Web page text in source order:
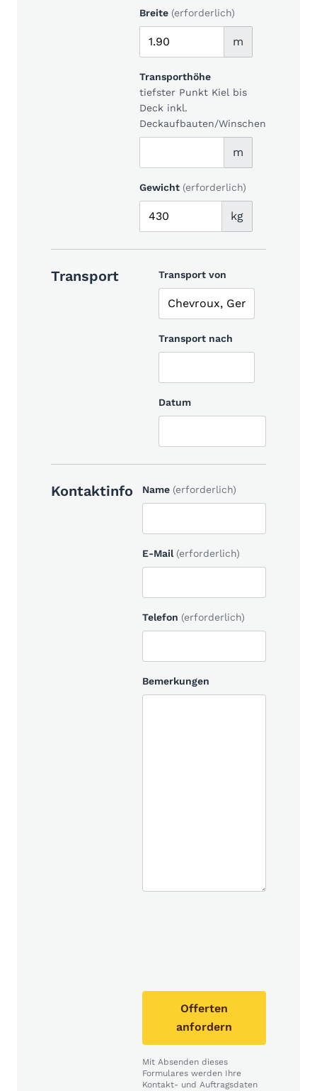
Breite (erforderlich)
m
Transporthöhe
tiefster Punkt Kiel bis
Deck inkl.
Deckaufbauten/Winschen
m
Gewicht (erforderlich)
kg
Transport Transport von
Transport nach
Datum
Kontaktinfo Name (erforderlich)
E-Mail (erforderlich)
Telefon (erforderlich)
Bemerkungen
Offerten
anfordern
Mit Absenden dieses
Formulares werden Ihre
Kontakt- und Auftragsdaten